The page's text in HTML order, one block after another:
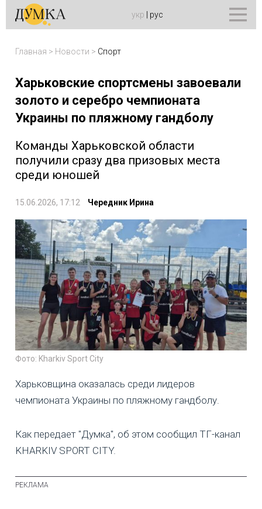
укр рус
Главная > Новости > Спорт
Харьковские спортсмены завоевали
золото и серебро чемпионата
Украины по пляжному гандболу
Команды Харьковской области
получили сразу два призовых места
среди юношей
15.06.2026, 17:12 Чередник Ирина
Фото: Kharkiv Sport City
Харьковщина оказалась среди лидеров
чемпионата Украины по пляжному гандболу.
Как передает "Думка", об этом сообщил ТГ-канал
KHARKIV SPORT CITY.